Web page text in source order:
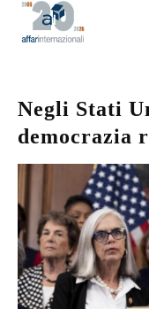
Negli Stati
democrazia